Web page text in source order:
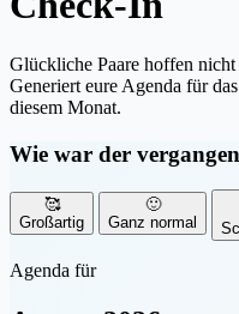
Glückliche Paare hoffen nicht
Generiert eure Agenda für
diesem Monat.
Wie war der
🥰
Großartig
🙂
Ganz normal
Agenda für